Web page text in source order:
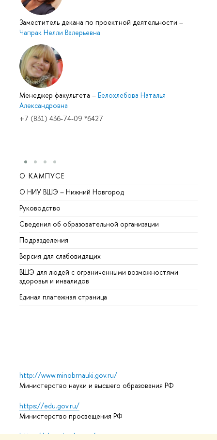
Заместитель декана по проектной деятельности –
Чапрак Нелли Валерьевна
Менеджер факультета – Белохлебова Наталья
Александровна
+7 (831) 436-74-09 *6427
О КАМПУСЕ
О НИУ ВШЭ – Нижний Новгород
Руководство
Сведения об образовательной организации
Подразделения
Версия для слабовидящих
ВШЭ для людей с ограниченными возможностями
здоровья и инвалидов
Единая платежная страница
http://www.minobrnauki.gov.ru/
Министерство науки и высшего образования РФ
https://edu.gov.ru/
Министерство просвещения РФ
https://elearning.hse.ru/mooc